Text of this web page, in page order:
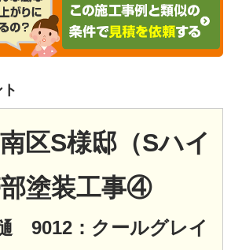
区S様邸（Sハイ
塗装工事④
9012：クールグレイ